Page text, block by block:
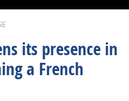
its presence in
a French